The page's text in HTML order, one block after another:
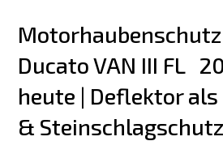
Ducato VAN III FL
heute | Deflektor
&